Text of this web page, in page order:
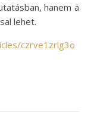
hanem a
lehet.
czrve1zrlg3o